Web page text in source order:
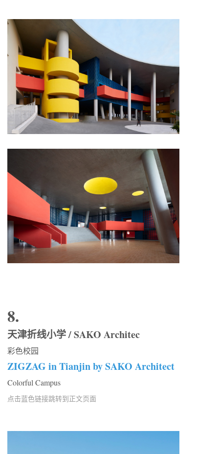
8.
天津折线小学 / SAKO Architec
彩色校园
ZIGZAG in Tianjin by SAKO Architect
Colorful Campus
点击蓝色链接跳转到正文页面